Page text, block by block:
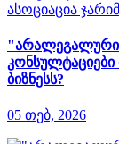
"არალეგალური
კონსულტაციები
ბიზნესს?
05 თებ, 2026